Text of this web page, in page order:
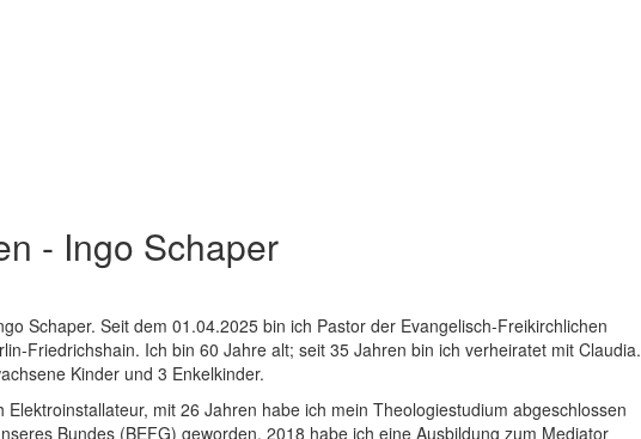
- Ingo Schaper
Schaper. Seit dem 01.04.2025 bin ich Pastor der Evangelisch-Freikirchlichen
Friedrichshain. Ich bin 60 Jahre alt; seit 35 Jahren bin ich verheiratet mit Claudia.
Kinder und 3 Enkelkinder.
Elektroinstallateur, mit 26 Jahren habe ich mein Theologiestudium abgeschlossen
Bundes (BEFG) geworden. 2018 habe ich eine Ausbildung zum Mediator